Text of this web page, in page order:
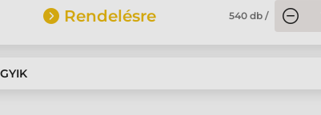
Rendelésre 540 db/
GYIK